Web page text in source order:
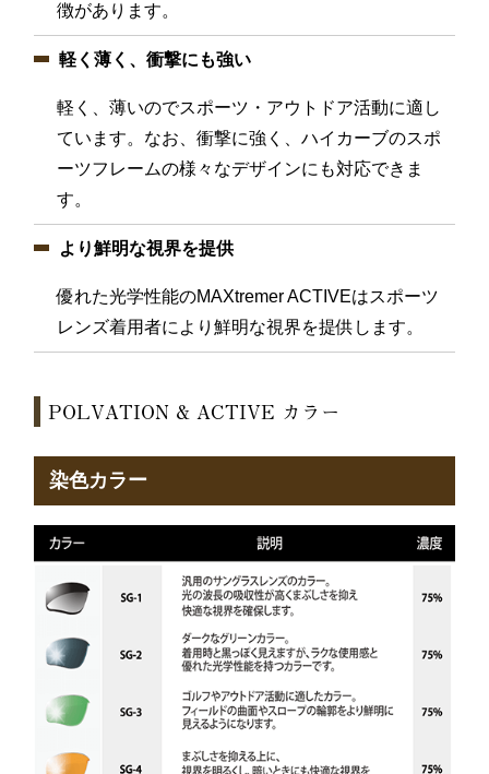
徴があります。
軽く薄く、衝撃にも強い
軽く、薄いのでスポーツ・アウトドア活動に適し
ています。なお、衝撃に強く、ハイカーブのスポ
ーツフレームの様々なデザインにも対応できま
す。
より鮮明な視界を提供
優れた光学性能のMAXtremer ACTIVEはスポーツ
レンズ着用者により鮮明な視界を提供します。
POLVATION & ACTIVE カラー
染色カラー